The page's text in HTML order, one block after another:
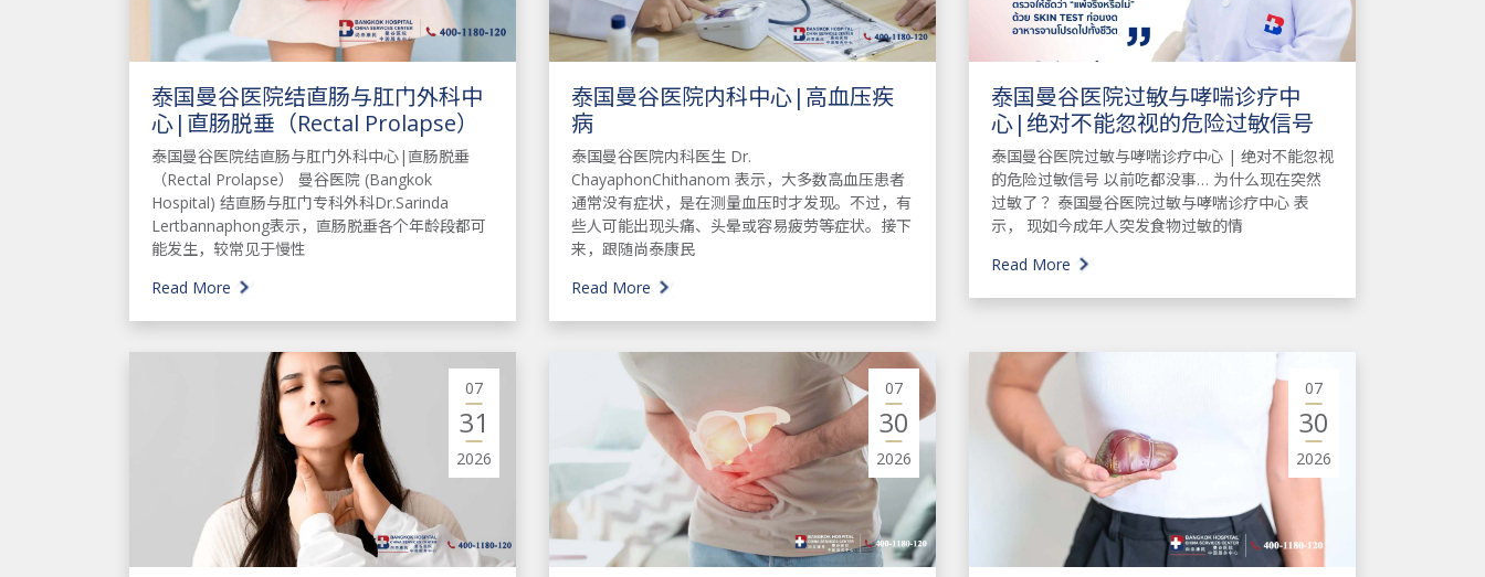
泰国曼谷医院结直肠与肛门外科中
心|直肠脱垂（Rectal Prolapse）
泰国曼谷医院结直肠与肛门外科中心|直肠脱垂
（Rectal Prolapse） 曼谷医院 (Bangkok
Hospital) 结直肠与肛门专科外科Dr.Sarinda
Lertbannaphong表示，直肠脱垂各个年龄段都可
能发生，较常见于慢性
Read More
泰国曼谷医院内科中心|高血压疾
病
泰国曼谷医院内科医生 Dr.
ChayaphonChithanom 表示，大多数高血压患者
通常没有症状，是在测量血压时才发现。不过，有
些人可能出现头痛、头晕或容易疲劳等症状。接下
来，跟随尚泰康民
Read More
泰国曼谷医院过敏与哮喘诊疗中
心|绝对不能忽视的危险过敏信号
泰国曼谷医院过敏与哮喘诊疗中心 | 绝对不能忽视
的危险过敏信号 以前吃都没事… 为什么现在突然
过敏了？ 泰国曼谷医院过敏与哮喘诊疗中心 表
示， 现如今成年人突发食物过敏的情
Read More
07
31
2026
07
30
2026
07
30
2026